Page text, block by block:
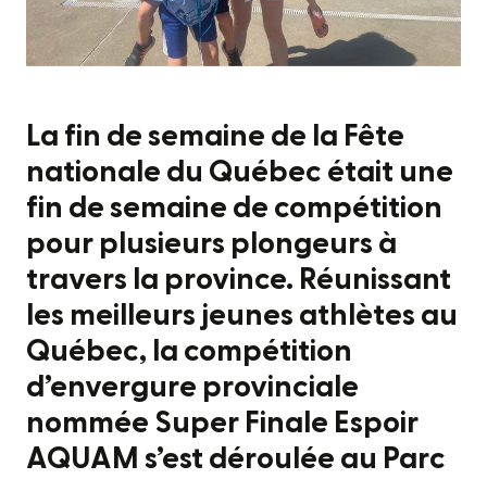
La fin de semaine de la Fête
nationale du Québec était une
fin de semaine de compétition
pour plusieurs plongeurs à
travers la province. Réunissant
les meilleurs jeunes athlètes au
Québec, la compétition
d’envergure provinciale
nommée Super Finale Espoir
AQUAM s’est déroulée au Parc